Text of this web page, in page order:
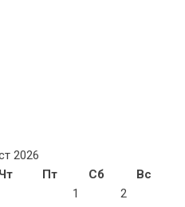
2026
Чт Пт Сб
Вс
1
2